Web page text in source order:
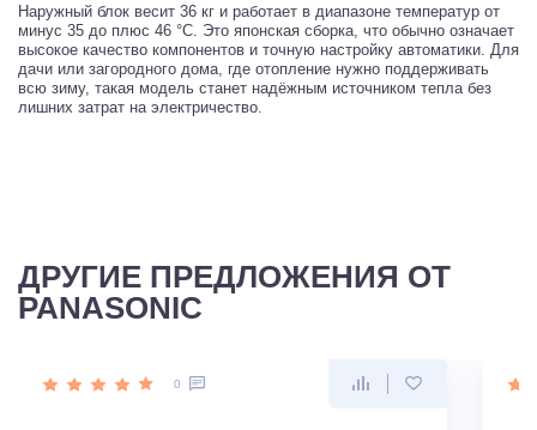
Наружный блок весит 36 кг и работает в диапазоне температур от
минус 35 до плюс 46 °C. Это японская сборка, что обычно означает
высокое качество компонентов и точную настройку автоматики. Для
дачи или загородного дома, где отопление нужно поддерживать
всю зиму, такая модель станет надёжным источником тепла без
лишних затрат на электричество.
ДРУГИЕ ПРЕДЛОЖЕНИЯ ОТ
PANASONIC
0